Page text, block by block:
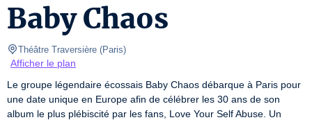
Baby Chaos
Théâtre Traversière (Paris)
Afficher le plan
Le groupe légendaire écossais Baby Chaos débarque à Paris pour
une date unique en Europe afin de célébrer les 30 ans de son
album le plus plébiscité par les fans, Love Your Self Abuse. Un